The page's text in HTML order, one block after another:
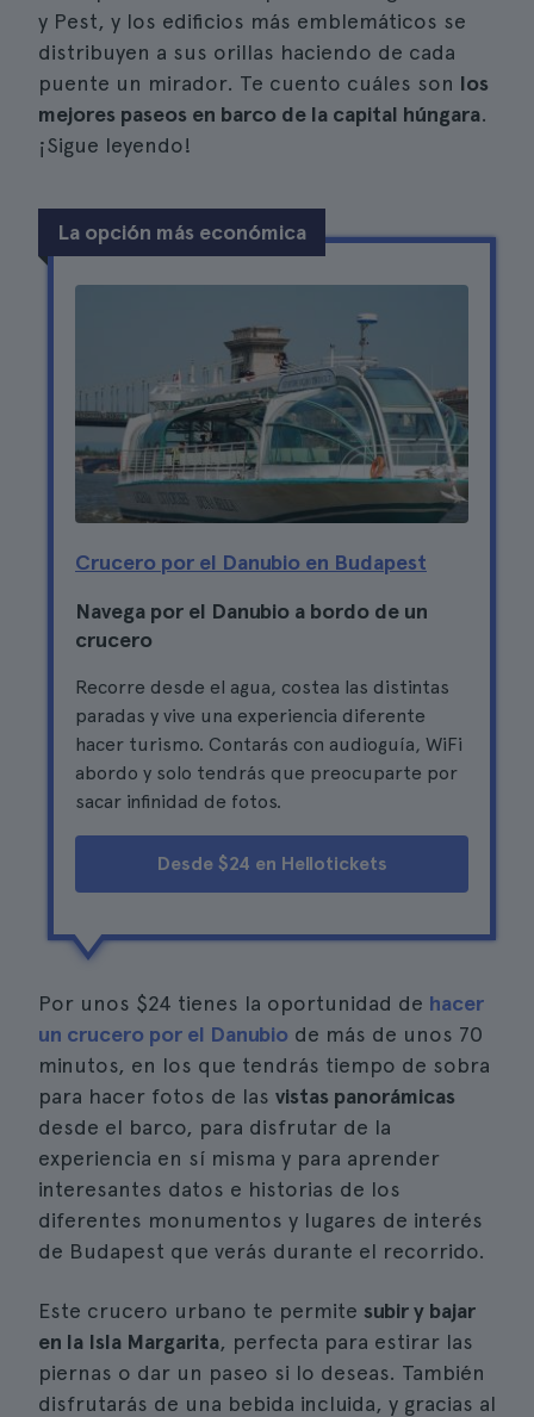
y Pest, y los edificios más emblemáticos se
distribuyen a sus orillas haciendo de cada
puente un mirador. Te cuento cuáles son los
mejores paseos en barco de la capital húngara.
¡Sigue leyendo!
La opción más económica
Crucero por el Danubio en Budapest
Navega por el Danubio a bordo de un
crucero
Recorre desde el agua, costea las distintas
paradas y vive una experiencia diferente
hacer turismo. Contarás con audioguía, WiFi
abordo y solo tendrás que preocuparte por
sacar infinidad de fotos.
Desde $24 en Hellotickets
Por unos $24 tienes la oportunidad de hacer
un crucero por el Danubio de más de unos 70
minutos, en los que tendrás tiempo de sobra
para hacer fotos de las vistas panorámicas
desde el barco, para disfrutar de la
experiencia en sí misma y para aprender
interesantes datos e historias de los
diferentes monumentos y lugares de interés
de Budapest que verás durante el recorrido.
Este crucero urbano te permite subir y bajar
en la Isla Margarita, perfecta para estirar las
piernas o dar un paseo si lo deseas. También
disfrutarás de una bebida incluida, y gracias al